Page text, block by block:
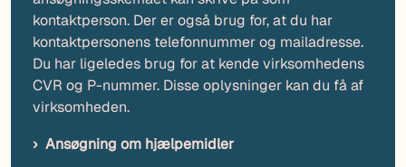
kontaktperson. Der er også brug for, at du har
kontaktpersonens telefonnummer og mailadresse.
Du har ligeledes brug for at kende virksomhedens
CVR og P-nummer. Disse oplysninger kan du få af
virksomheden.
Ansøgning om hjælpemidler